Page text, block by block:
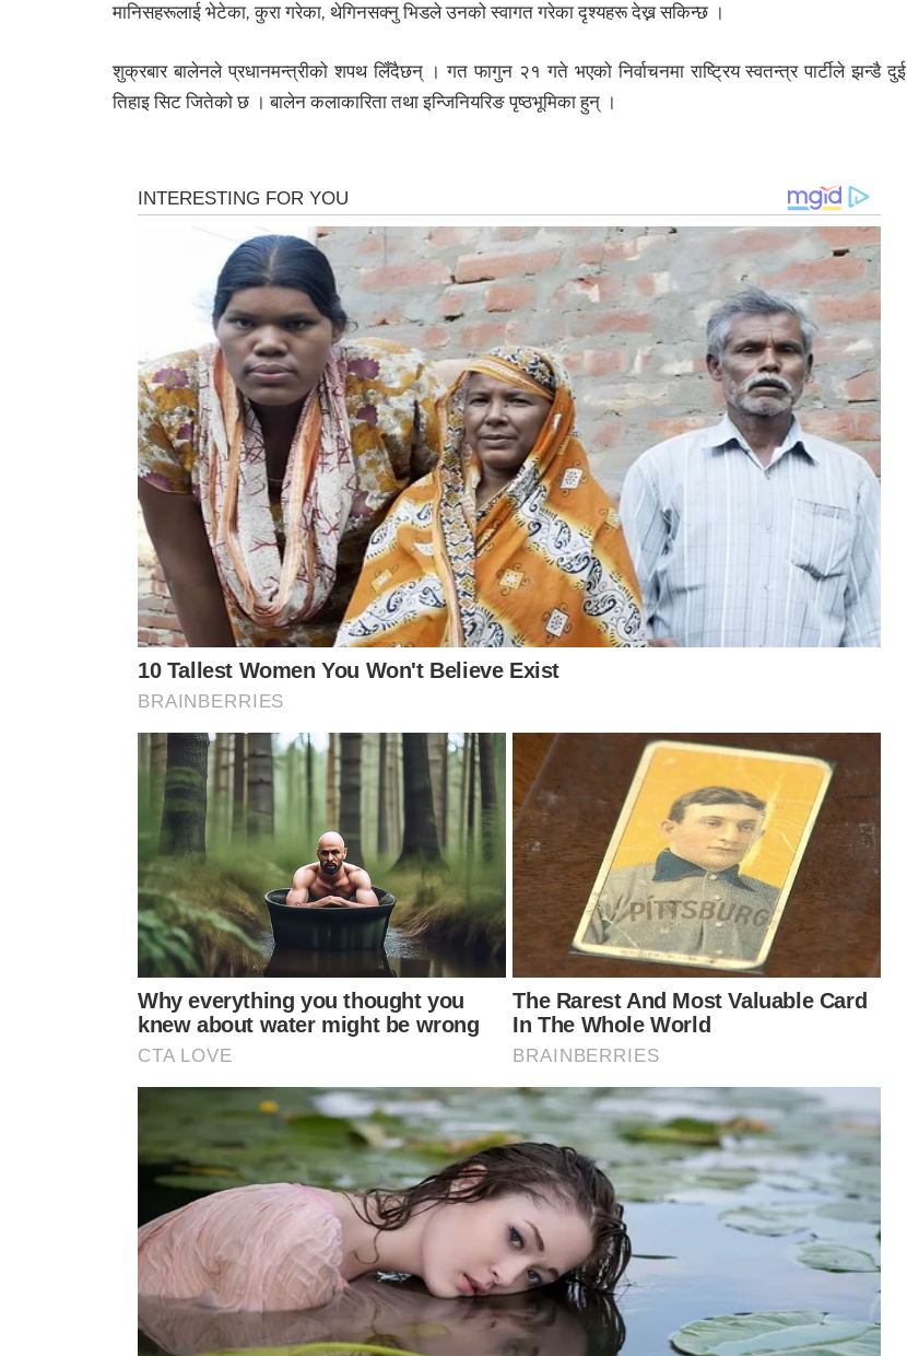
मानिसहरूलाई भेटेका, कुरा गरेका, थेगिनसक्नु भिडले उनको स्वागत गरेका दृश्यहरू देख्न सकिन्छ ।
शुक्रबार बालेनले प्रधानमन्त्रीको शपथ लिँदैछन् । गत फागुन २१ गते भएको निर्वाचनमा राष्ट्रिय स्वतन्त्र पार्टीले झन्डै दुई
तिहाइ सिट जितेको छ । बालेन कलाकारिता तथा इन्जिनियरिङ पृष्ठभूमिका हुन् ।